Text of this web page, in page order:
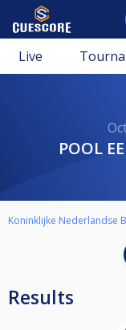
Live
POOL
Koninklijke Nederlandse
Results